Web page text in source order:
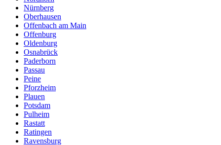
Nürnberg
Oberhausen
Offenbach am Main
Offenburg
Oldenburg
Osnabrück
Paderborn
Passau
Peine
Pforzheim
Plauen
Potsdam
Pulheim
Rastatt
Ratingen
Ravensburg